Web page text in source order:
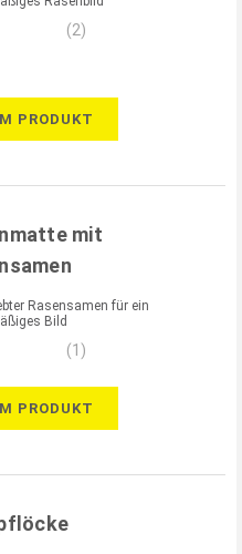
(2)
PRODUKT
mit
Rasensamen für ein
Bild
(1)
PRODUKT